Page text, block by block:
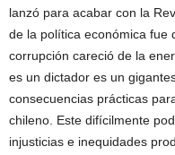
lanzó para acabar con la
de la política económica fue
corrupción careció de la
es un dictador es un
consecuencias prácticas
chileno. Este difícilmente
injusticias e inequidades